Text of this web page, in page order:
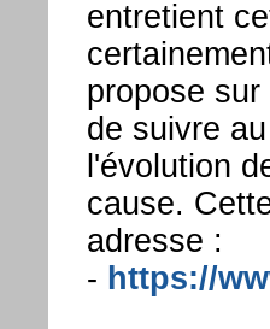
entretient
propose
de suivre
l'évolution
cause.
adresse :
- https://